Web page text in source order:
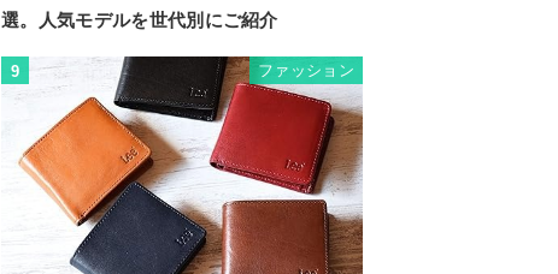
選。人気モデルを世代別にご紹介
9 ファッション